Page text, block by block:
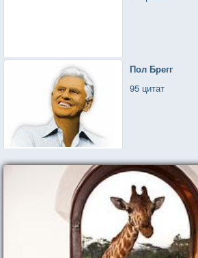
Пол Брегг
95 цитат